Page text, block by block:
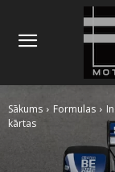
Sākums Formulas
kārtas